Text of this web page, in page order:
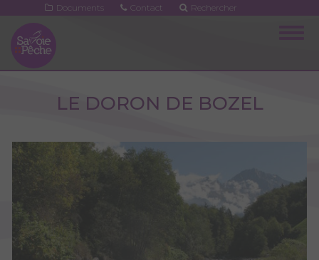
contenu
principal
Documents Contact Rechercher
LE DORON DE BOZEL